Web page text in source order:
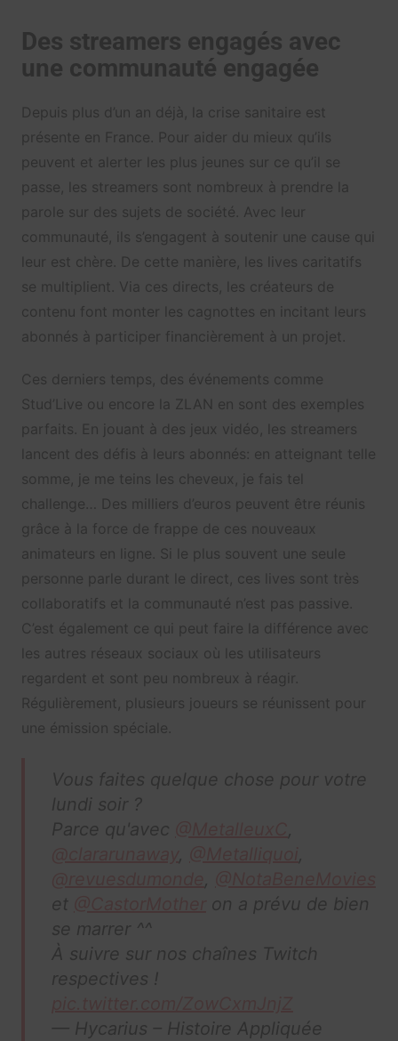
Des streamers engagés avec
une communauté engagée
Depuis plus d’un an déjà, la crise sanitaire est
présente en France. Pour aider du mieux qu’ils
peuvent et alerter les plus jeunes sur ce qu’il se
passe, les streamers sont nombreux à prendre la
parole sur des sujets de société. Avec leur
communauté, ils s’engagent à soutenir une cause qui
leur est chère. De cette manière, les lives caritatifs
se multiplient. Via ces directs, les créateurs de
contenu font monter les cagnottes en incitant leurs
abonnés à participer financièrement à un projet.
Ces derniers temps, des événements comme
Stud’Live ou encore la ZLAN en sont des exemples
parfaits. En jouant à des jeux vidéo, les streamers
lancent des défis à leurs abonnés: en atteignant telle
somme, je me teins les cheveux, je fais tel
challenge… Des milliers d’euros peuvent être réunis
grâce à la force de frappe de ces nouveaux
animateurs en ligne. Si le plus souvent une seule
personne parle durant le direct, ces lives sont très
collaboratifs et la communauté n’est pas passive.
C’est également ce qui peut faire la différence avec
les autres réseaux sociaux où les utilisateurs
regardent et sont peu nombreux à réagir.
Régulièrement, plusieurs joueurs se réunissent pour
une émission spéciale.
Vous faites quelque chose pour votre
lundi soir ?
Parce qu'avec
,
,
,
,
et
on a prévu de bien
se marrer ^^
À suivre sur nos chaînes Twitch
respectives !
— Hycarius – Histoire Appliquée